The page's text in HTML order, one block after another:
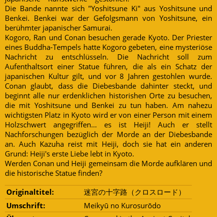
Die Bande nannte sich "Yoshitsune Ki" aus Yoshitsune und
Benkei. Benkei war der Gefolgsmann von Yoshitsune, ein
berühmter japanischer Samurai.
Kogoro, Ran und Conan besuchen gerade Kyoto. Der Priester
eines Buddha-Tempels hatte Kogoro gebeten, eine mysteriöse
Nachricht zu entschlüsseln. Die Nachricht soll zum
Aufenthaltsort einer Statue führen, die als ein Schatz der
japanischen Kultur gilt, und vor 8 Jahren gestohlen wurde.
Conan glaubt, dass die Diebesbande dahinter steckt, und
beginnt alle nur erdenklichen historishen Orte zu besuchen,
die mit Yoshitsune und Benkei zu tun haben. Am nahezu
wichtigsten Platz in Kyoto wird er von einer Person mit einem
Holzschwert angegriffen... es ist Heiji! Auch er stellt
Nachforschungen bezüglich der Morde an der Diebesbande
an. Auch Kazuha reist mit Heiji, doch sie hat ein anderen
Grund: Heiji's erste Liebe lebt in Kyoto.
Werden Conan und Heiji gemeinsam die Morde aufklären und
die historische Statue finden?
Originaltitel:
迷宮の十字路（クロスロード）
Umschrift:
Meikyū no Kurosurōdo